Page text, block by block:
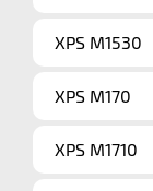
XPS M1530
XPS M170
XPS M1710